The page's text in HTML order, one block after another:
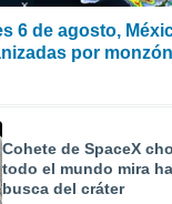
6 de agosto,
por
Cohete de SpaceX
todo el mundo mira
busca del cráter